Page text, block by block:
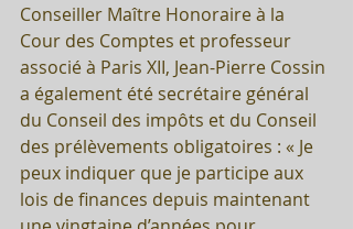
Conseiller Maître Honoraire à la
Cour des Comptes et professeur
associé à Paris XII, Jean-Pierre Cossin
a également été secrétaire général
du Conseil des impôts et du Conseil
des prélèvements obligatoires : « Je
peux indiquer que je participe aux
lois de finances depuis maintenant